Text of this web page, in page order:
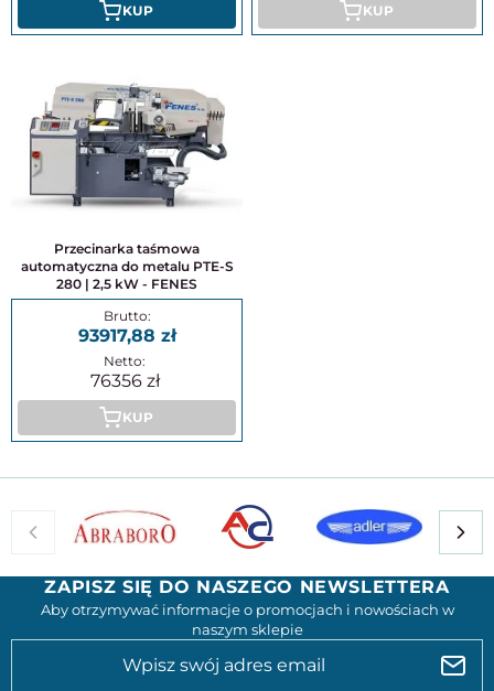
KUP KUP
Przecinarka taśmowa
automatyczna do metalu PTE-S
280 | 2,5 kW - FENES
93917,88
76356
KUP
ZAPISZ SIĘ DO NASZEGO NEWSLETTERA
Aby otrzymywać informacje o promocjach i nowościach w
naszym sklepie